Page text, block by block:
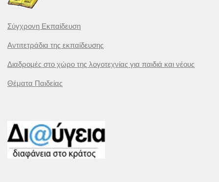
Σύγχρονη Εκπαίδευση
Αντιτετράδια της εκπαίδευσης
Διαδρομές στο χώρο της λογοτεχνίας για παιδιά και νέους
Θέματα Παιδείας